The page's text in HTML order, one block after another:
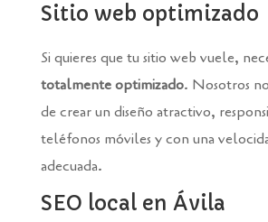
Sitio web optimizado
Si quieres que tu sitio web vuele,
totalmente optimizado. Nosotros
de crear un diseño atractivo,
teléfonos móviles y con una
adecuada.
SEO local en Ávila